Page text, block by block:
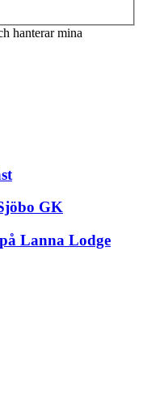
hanterar mina
GK
Lanna Lodge